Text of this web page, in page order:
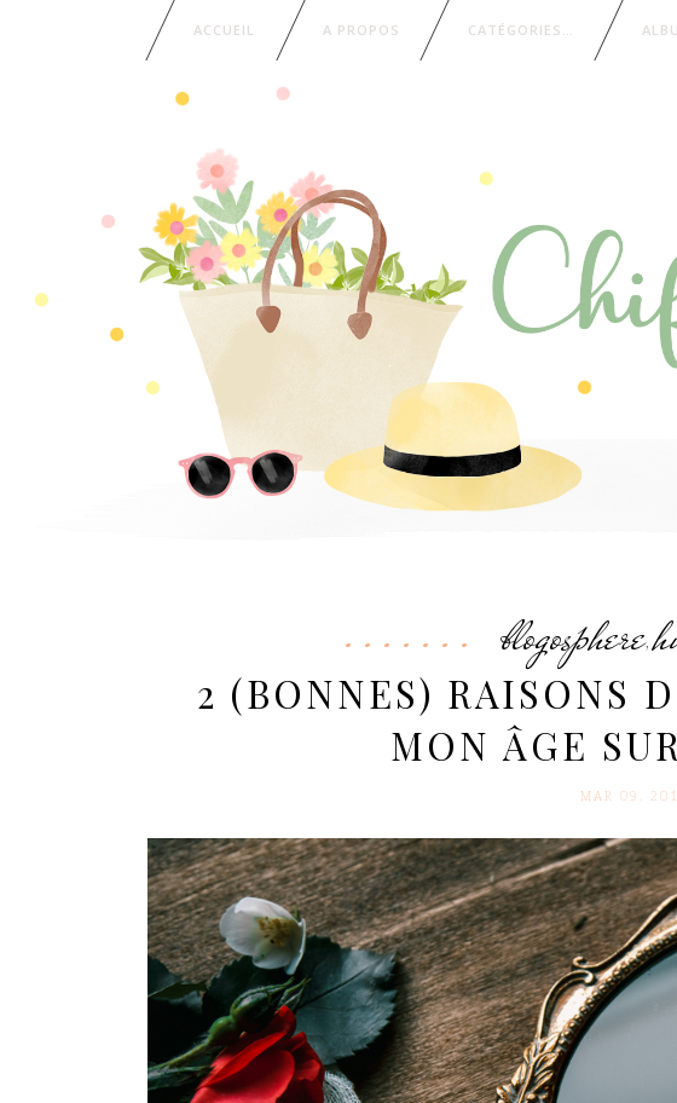
ACCUEIL A PROPOS CATÉGORIES…
blogosphere,
2 (BONNES) RAISONS
MON ÂGE
MAR 09.